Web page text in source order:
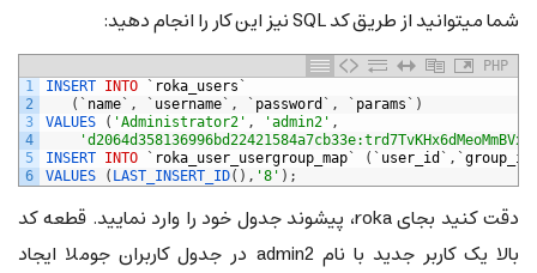
شما میتوانید از طریق کد SQL نیز این کار را انجام دهید:
PHP
1
2
3
4
5
6
INSERT INTO ` roka_users `
( ` name ` , ` username ` , ` password ` , ` params ` )
VALUES
( 'Administrator2' , 'admin2' ,
INSERT INTO ` roka_user_usergroup_map ` ( ` user_id ` , `group_id
VALUES
( LAST_INSERT_ID( ) , '8' ) ;
دقت کنید بجای roka، پیشوند جدول خود را وارد نمایید. قطعه کد
بالا یک کاربر جدید با نام admin2 در جدول کاربران جوملا ایجاد